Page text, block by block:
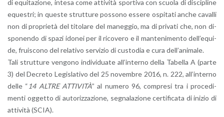
di equi­ta­zio­ne, in­te­sa come at­ti­vi­tà spor­ti­va con scuo­la di di­sci­pli­ne
eque­stri; in que­ste strut­tu­re pos­so­no es­se­re ospi­ta­ti anche ca­val­li
non di pro­prie­tà del ti­to­la­re del ma­neg­gio, ma di pri­va­ti che, non di­
spo­nen­do di spazi ido­nei per il ri­co­ve­ro e il man­te­ni­men­to del­l’e­qui­
de, frui­sco­no del re­la­ti­vo ser­vi­zio di cu­sto­dia e cura del­l’a­ni­ma­le.
Tali strut­tu­re ven­go­no in­di­vi­dua­te al­l’in­ter­no della Ta­bel­la A (parte
3) del De­cre­to Le­gi­sla­ti­vo del 25 no­vem­bre 2016, n. 222, al­l’in­ter­no
delle “ 14 ALTRE AT­TI­VI­TÀ” al nu­me­ro 96, com­pre­si tra i pro­ce­di­
men­ti og­get­to di au­to­riz­za­zio­ne, se­gna­la­zio­ne cer­ti­fi­ca­ta di ini­zio di
at­ti­vi­tà (SCIA).